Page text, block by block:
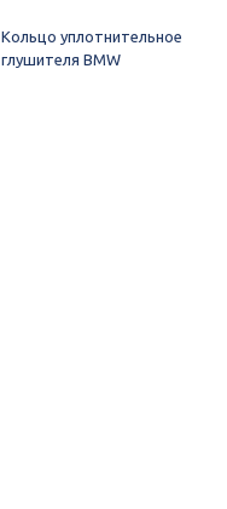
Кольцо уплотнительное
глушителя BMW